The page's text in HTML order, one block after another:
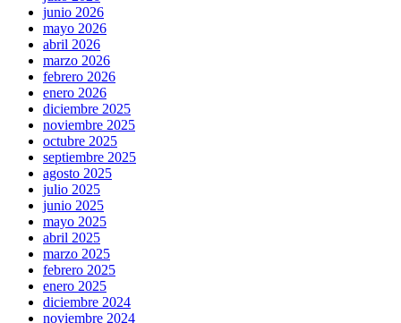
junio 2026
mayo 2026
abril 2026
marzo 2026
febrero 2026
enero 2026
diciembre 2025
noviembre 2025
octubre 2025
septiembre 2025
agosto 2025
julio 2025
junio 2025
mayo 2025
abril 2025
marzo 2025
febrero 2025
enero 2025
diciembre 2024
noviembre 2024